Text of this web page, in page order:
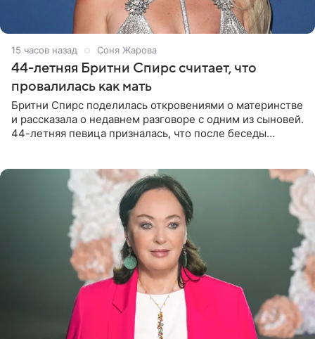
15 часов назад Соня Жарова
44-летняя Бритни Спирс считает, что
провалилась как мать
Бритни Спирс поделилась откровениями о материнстве
и рассказала о недавнем разговоре с одним из сыновей.
44-летняя певица призналась, что после беседы